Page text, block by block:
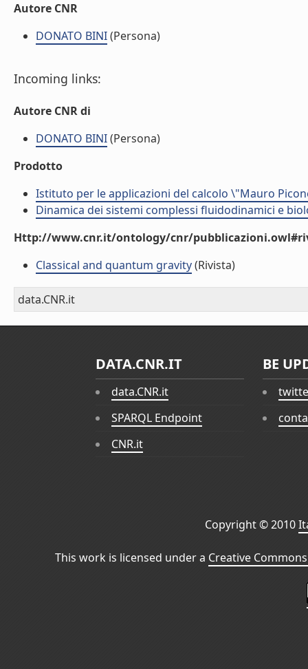
Autore CNR
DONATO BINI(Persona)
Incoming links:
Autore CNR di
DONATO BINI(Persona)
Prodotto
Istituto per le applicazioni del calcolo \"Mauro
Dinamica dei sistemi complessi fluidodinamici e
Http://www.cnr.it/ontology/cnr/
Classical and quantum gravity(Rivista)
data.CNR.it
DATA.CNR.IT
data.CNR.it
SPARQL Endpoint
CNR.it
BE
Copyright © 2010
This work is licensed under a Creative